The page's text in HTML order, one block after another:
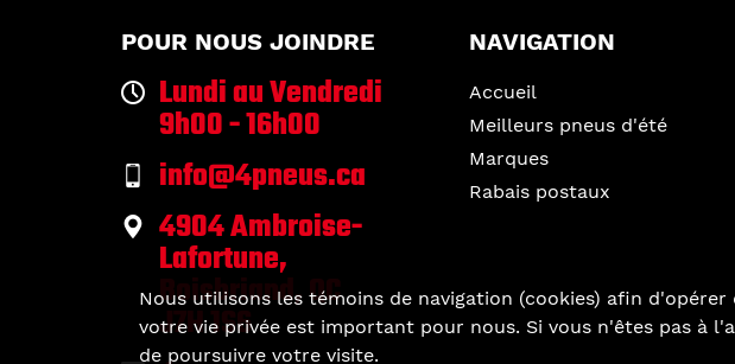
POUR NOUS JOINDRE
Lundi au Vendredi
9h00 - 16h00
info@4pneus.ca
4904 Ambroise-
Lafortune,
Boisbriand, QC
J7H 1S6
NAVIGATION
Accueil
Meilleurs pneus d'été
Marques
Rabais postaux
Nous utilisons les témoins de navigation (cookies) afin
votre vie privée est important pour nous. Si vous n'êtes pas à
de poursuivre votre visite.